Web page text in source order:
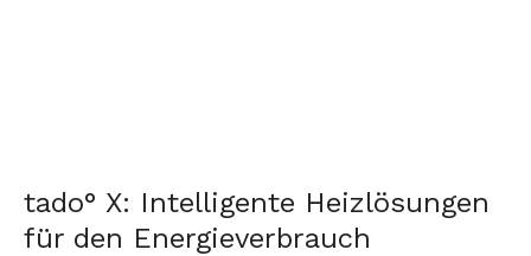
tado° X: Intelligente Heizlösungen
für den Energieverbrauch